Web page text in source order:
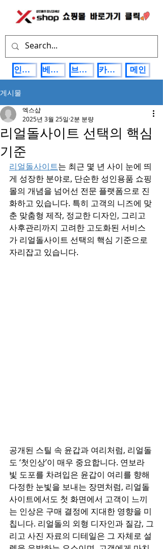
인기상품 베스트제품 브랜드관 카테고리 메인
게시물
리얼돌사이트 선택의 핵심
기준
엑스샵
2025년 3월 25일 2분 분량
리얼돌사이트는 최근 몇 년 사이 눈에 띄
게 성장한 분야로, 단순한 성인용품 쇼핑
몰의 개념을 넘어선 전문 플랫폼으로 진
화하고 있습니다. 특히 고객의 니즈에 맞
춘 맞춤형 제작, 정교한 디자인, 그리고
사후관리까지 고려한 고도화된 서비스
가 리얼돌사이트 선택의 핵심 기준으로
자리잡고 있습니다.
공개된 스틸 속 윤갑과 여리처럼, 리얼돌
도 ‘첫인상’이 매우 중요합니다. 연보라
빛 도포를 차려입은 윤갑이 여리를 향해
다정한 눈빛을 보내는 장면처럼, 리얼돌
사이트에서도 첫 화면에서 고객이 느끼
는 인상은 구매 결정에 지대한 영향을 미
칩니다. 리얼돌의 외형 디자인과 질감, 그
리고 사진 자료의 디테일은 그 자체로 설